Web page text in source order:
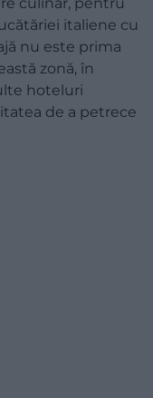
italiene cu
nu este prima
zonă, în
hoteluri
de a petrece